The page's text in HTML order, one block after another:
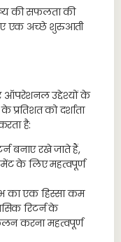
की सफलता की
एक अच्छे शुरुआती
ऑपरेशनल उद्देश्यों के
को दर्शाता
है:
बनाए रखे जाते हैं,
के लिए महत्वपूर्ण
एक हिस्सा कम
रिटर्न के
करना महत्वपूर्ण